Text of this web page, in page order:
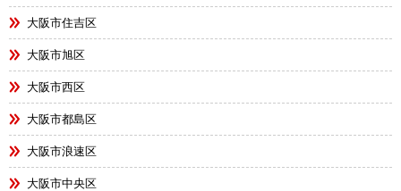
大阪市住吉区
大阪市旭区
大阪市西区
大阪市都島区
大阪市浪速区
大阪市中央区